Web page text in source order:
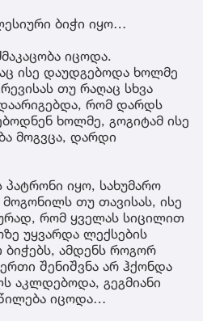
ბიჭი იყო…
იცოდა.
ისე დაუდგებოდა ხოლმე
თუ რაღაც სხვა
რომ დარდს
ხოლმე, გოგიტამ ისე
მოგვცა, დარდი
იყო, სახუმარო
მოგონილს თუ თავისას, ისე
რომ ყველას სიცილით
უყვარდა ლექსების
ამდენს როგორ
შენიშვნა არ ჰქონდა
აკლდებოდა, გეგმიანი
იცოდა…